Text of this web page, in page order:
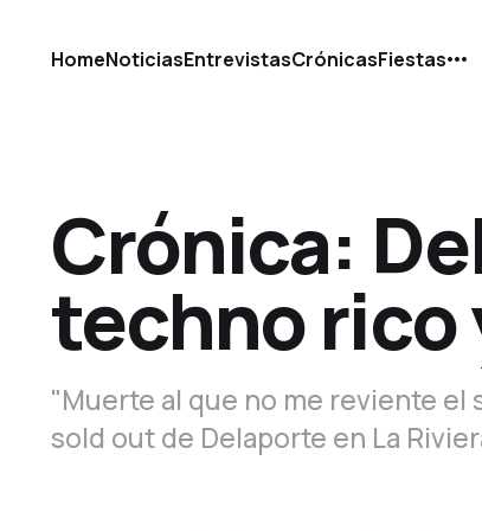
HomeNoticiasEntrevistasCrónicasFiestas
Crónica:
techno rico
"Muerte al que no me reviente
sold out de Delaporte en La